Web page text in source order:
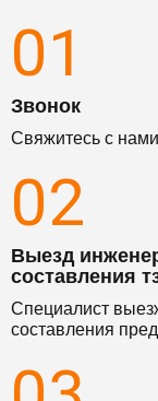
01
Звонок
Свяжитесь с
02
Выезд
составления
Специалист
составления